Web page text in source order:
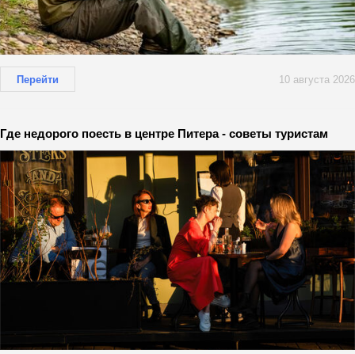
Перейти 10 августа 2026
Где недорого поесть в центре Питера - советы туристам